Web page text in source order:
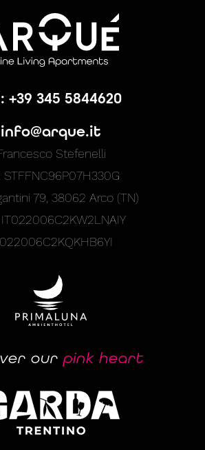
+39 345 5844620
info@arque.it
Stefenelli
STFFNC96P07H330G
79, 38062 Arco (TN)
IT022006C2KW2LNAIY
our pink heart